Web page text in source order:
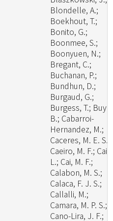
Blondelle, A.;
Boekhout, T.;
Bonito, G.;
Boonmee, S.;
Boonyuen, N.;
Bregant, C.;
Buchanan, P.;
Bundhun, D.;
Burgaud, G.;
Burgess, T.;
B.; Cabarroi-
Hernandez, M.;
Caceres, M. E. S.;
Caeiro, M. F.; Cai,
L.; Cai, M. F.;
Calabon, M. S.;
Calaca, F. J. S.;
Callalli, M.;
Camara, M. P. S.;
Cano-Lira, J. F.;